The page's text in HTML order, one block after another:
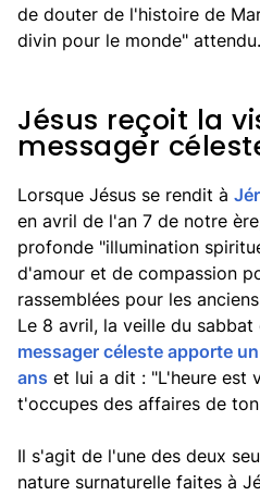
de douter de l'histoire de
divin pour le monde" attendu.
Jésus reçoit la
messager
Lorsque Jésus se rendit à
en avril de l'an 7 de notre
profonde "illumination
d'amour et de compassion
rassemblées pour les
Le 8 avril, la veille du sabbat
messager céleste apporte
ans et lui a dit : "L'heure est
t'occupes des affaires de ton
Il s'agit de l'une des deux
nature surnaturelle faites à